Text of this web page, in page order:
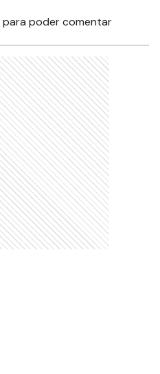
para poder comentar